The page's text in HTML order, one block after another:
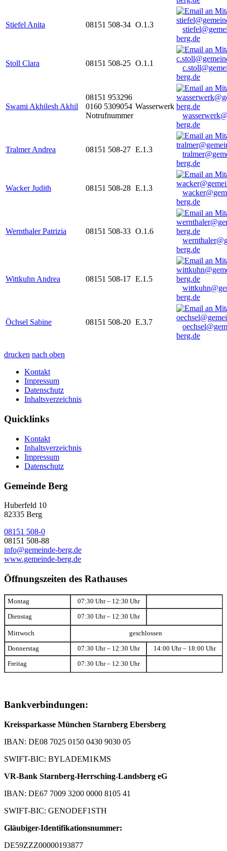
Stiefel Anita 08151 508-34 O.1.3
berg.de
Stoll Clara 08151 508-25 O.1.1
berg.de
Swami Akhilesh Akhil
08151 953296
0160 5309054
Notrufnummer
Wasserwerk
berg.de
Tralmer Andrea 08151 508-27 E.1.3
berg.de
Wacker Judith 08151 508-28 E.1.3
berg.de
Wernthaler Patrizia 08151 508-33 O.1.6
berg.de
Wittkuhn Andrea 08151 508-17 E.1.5
berg.de
Öchsel Sabine 08151 508-20 E.3.7
berg.de
drucken nach oben
Kontakt
Impressum
Datenschutz
Inhaltsverzeichnis
Quicklinks
Kontakt
Inhaltsverzeichnis
Impressum
Datenschutz
Gemeinde Berg
Huberfeld 10
82335 Berg
08151 508-0
08151 508-88
info@gemeinde-berg.de
www.gemeinde-berg.de
Öffnungszeiten des Rathauses
Montag 07:30 Uhr – 12:30 Uhr
Dienstag 07:30 Uhr – 12:30 Uhr
Mittwoch geschlossen
Donnerstag 07:30 Uhr – 12:30 Uhr 14:00 Uhr – 18:00 Uhr
Freitag 07:30 Uhr – 12:30 Uhr
Bankverbindungen:
Kreissparkasse München Starnberg Ebersberg
IBAN: DE08 7025 0150 0430 9030 05
SWIFT-BIC: BYLADEM1KMS
VR-Bank Starnberg-Herrsching-Landsberg eG
IBAN: DE67 7009 3200 0000 8105 41
SWIFT-BIC: GENODEF1STH
Gläubiger-Identifikationsnummer:
DE59ZZZ00000193877